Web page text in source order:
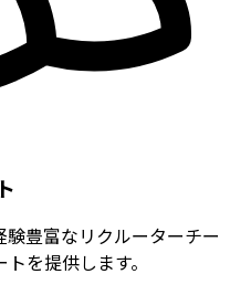
豊富なリクルーターチー
を提供します。